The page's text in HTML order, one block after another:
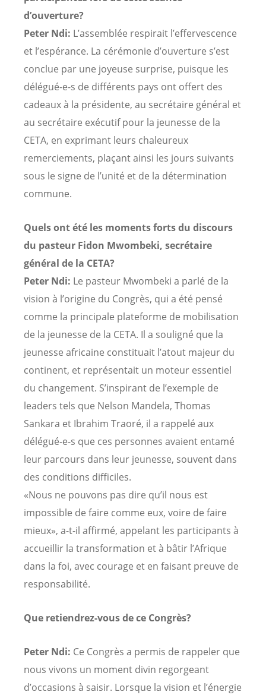
d’ouverture?
Peter Ndi: L’assemblée respirait l’effervescence
et l’espérance. La cérémonie d’ouverture s’est
conclue par une joyeuse surprise, puisque les
délégué-e-s de différents pays ont offert des
cadeaux à la présidente, au secrétaire général et
au secrétaire exécutif pour la jeunesse de la
CETA, en exprimant leurs chaleureux
remerciements, plaçant ainsi les jours suivants
sous le signe de l’unité et de la détermination
commune.
Quels ont été les moments forts du discours
du pasteur Fidon Mwombeki, secrétaire
général de la CETA?
Peter Ndi: Le pasteur Mwombeki a parlé de la
vision à l’origine du Congrès, qui a été pensé
comme la principale plateforme de mobilisation
de la jeunesse de la CETA. Il a souligné que la
jeunesse africaine constituait l’atout majeur du
continent, et représentait un moteur essentiel
du changement. S’inspirant de l’exemple de
leaders tels que Nelson Mandela, Thomas
Sankara et Ibrahim Traoré, il a rappelé aux
délégué-e-s que ces personnes avaient entamé
leur parcours dans leur jeunesse, souvent dans
des conditions difficiles.
«Nous ne pouvons pas dire qu’il nous est
impossible de faire comme eux, voire de faire
mieux», a-t-il affirmé, appelant les participants à
accueillir la transformation et à bâtir l’Afrique
dans la foi, avec courage et en faisant preuve de
responsabilité.
Que retiendrez-vous de ce Congrès?
Peter Ndi: Ce Congrès a permis de rappeler que
nous vivons un moment divin regorgeant
d’occasions à saisir. Lorsque la vision et l’énergie